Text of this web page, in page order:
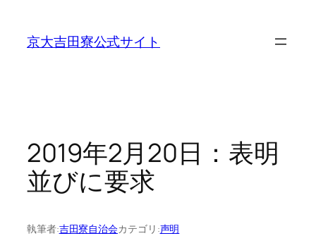
京大吉田寮公式サイト
2019年2月20日：表明
並びに要求
執筆者:吉田寮自治会カテゴリ:声明